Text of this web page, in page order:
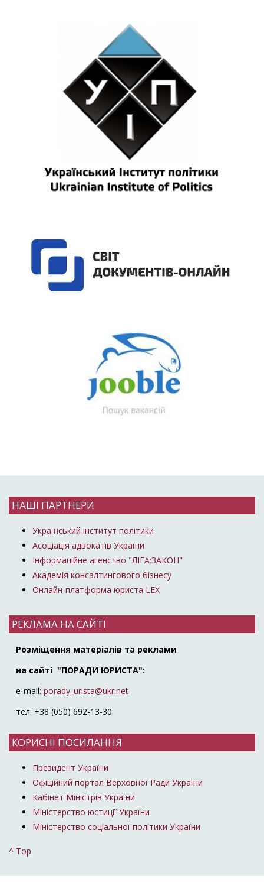
НАШІ ПАРТНЕРИ
Український інститут політики
Асоціація адвокатів України
Інформаційне агенство "ЛІГА:ЗАКОН"
Академія консалтингового бізнесу
Онлайн-платформа юриста LEX
РЕКЛАМА НА САЙТІ
Розміщення матеріалів та реклами
на сайті "ПОРАДИ ЮРИСТА":
e-mail: porady_urista@ukr.net
тел: +38 (050) 692-13-30
КОРИСНІ ПОСИЛАННЯ
Президент України
Офіційний портал Верховної Ради України
Кабінет Міністрів України
Міністерство юстиції України
Міністерство соціальної політики України
^ Top